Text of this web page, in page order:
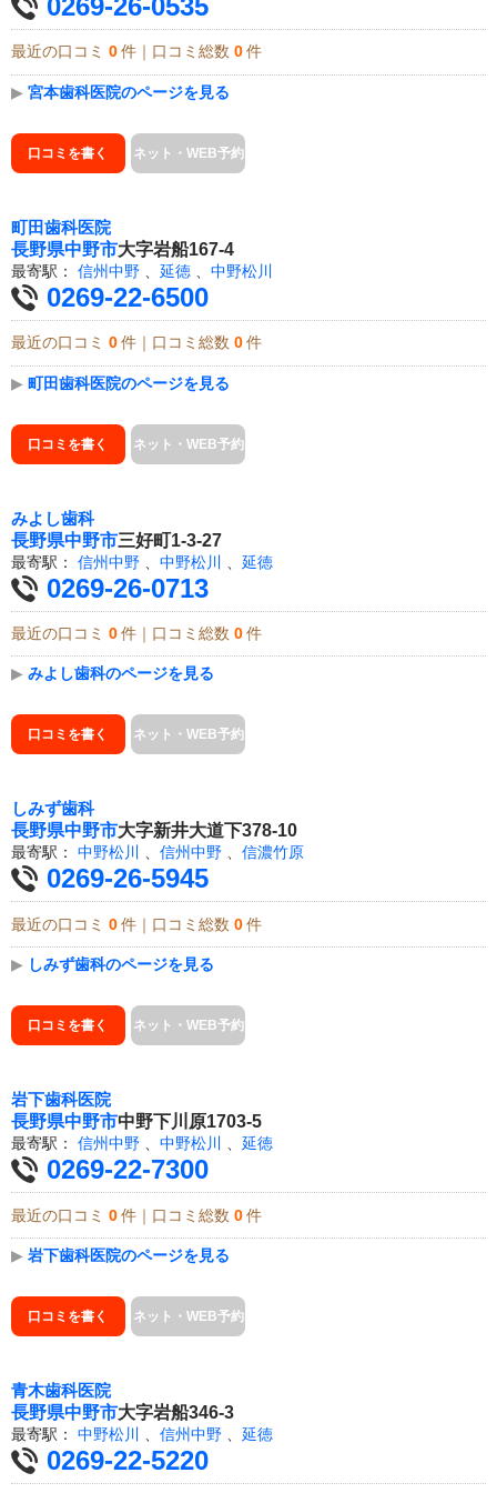
0269-26-0535
最近の口コミ 0 件｜口コミ総数 0 件
▶ 宮本歯科医院のページを見る
口コミを書く ネット・WEB予約
町田歯科医院
長野県中野市大字岩船167-4
最寄駅： 信州中野 延徳 中野松川
0269-22-6500
最近の口コミ 0 件｜口コミ総数 0 件
▶ 町田歯科医院のページを見る
口コミを書く ネット・WEB予約
みよし歯科
長野県中野市三好町1-3-27
最寄駅： 信州中野 中野松川 延徳
0269-26-0713
最近の口コミ 0 件｜口コミ総数 0 件
▶ みよし歯科のページを見る
口コミを書く ネット・WEB予約
しみず歯科
長野県中野市大字新井大道下378-10
最寄駅： 中野松川 、 信州中野 、 信濃竹原
0269-26-5945
最近の口コミ 0 件｜口コミ総数 0 件
▶ しみず歯科のページを見る
口コミを書く ネット・WEB予約
岩下歯科医院
長野県中野市中野下川原1703-5
最寄駅： 信州中野 中野松川 延徳
0269-22-7300
最近の口コミ 0 件｜口コミ総数 0 件
▶ 岩下歯科医院のページを見る
口コミを書く ネット・WEB予約
青木歯科医院
長野県中野市大字岩船346-3
最寄駅： 中野松川 信州中野 延徳
0269-22-5220